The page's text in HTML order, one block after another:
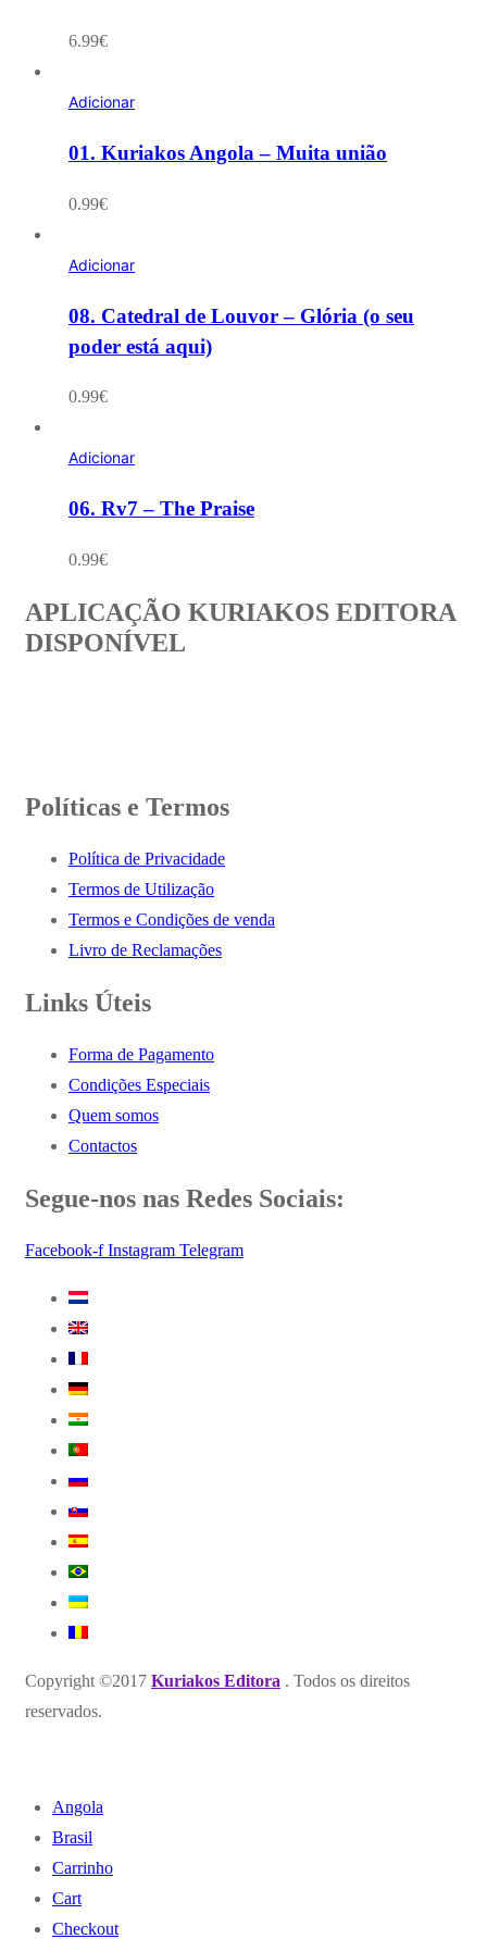
6.99€
Adicionar
01. Kuriakos Angola – Muita união
0.99€
Adicionar
08. Catedral de Louvor – Glória (o seu
poder está aqui)
0.99€
Adicionar
06. Rv7 – The Praise
0.99€
APLICAÇÃO KURIAKOS EDITORA
DISPONÍVEL
Políticas e Termos
Política de Privacidade
Termos de Utilização
Termos e Condições de venda
Livro de Reclamações
Links Úteis
Forma de Pagamento
Condições Especiais
Quem somos
Contactos
Segue-nos nas Redes Sociais:
Facebook-f Instagram Telegram
Copyright ©2017 Kuriakos Editora . Todos os direitos
reservados.
Angola
Brasil
Carrinho
Cart
Checkout